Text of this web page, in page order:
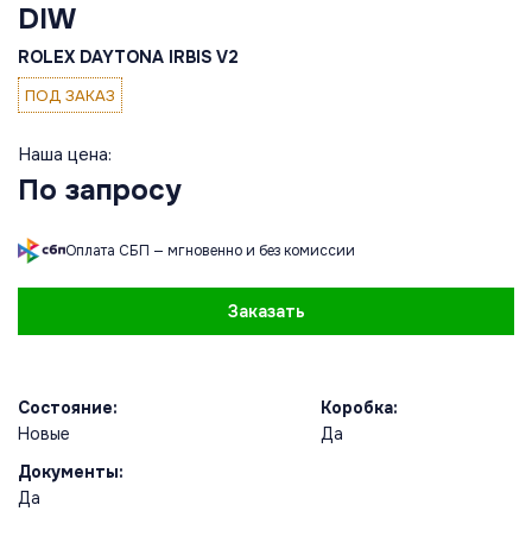
DIW
ROLEX DAYTONA IRBIS V2
ПОД ЗАКАЗ
Наша цена:
По запросу
Оплата СБП — мгновенно и без комиссии
Заказать
Состояние:
Новые
Коробка:
Да
Документы:
Да